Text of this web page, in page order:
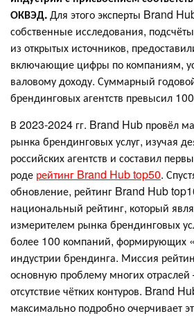
ОКВЭД.Для этого эксперты Brand
собственные исследования,
из открытых источников,
включающие цифры по компаниям,
валовому доходу. Суммарный
брендинговых агентств превысил
В 2023-2024 гг. Brand Hub провёл
рынка брендинговых услуг, изучая
российских агентств и составил
роде рейтинг Brand Hub top50.
обновление, рейтинг Brand Hub
национальный рейтинг, который
измерителем рынка брендинговых
более 100 компаний, формирующих
индустрии брендинга. Миссия
основную проблему многих
отсутствие чётких контуров. Brand
максимально подробно очерчивает